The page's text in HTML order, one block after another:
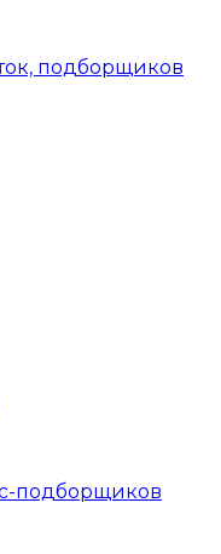
подборщиков
подборщиков